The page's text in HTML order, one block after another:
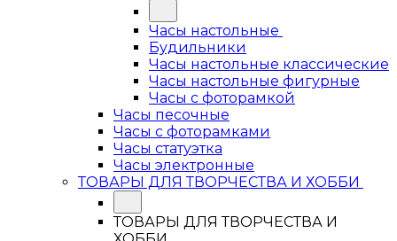
Часы настольные
Будильники
Часы настольные классические
Часы настольные фигурные
Часы с фоторамкой
Часы песочные
Часы с фоторамками
Часы статуэтка
Часы электронные
ТОВАРЫ ДЛЯ ТВОРЧЕСТВА И ХОББИ
ТОВАРЫ ДЛЯ ТВОРЧЕСТВА И